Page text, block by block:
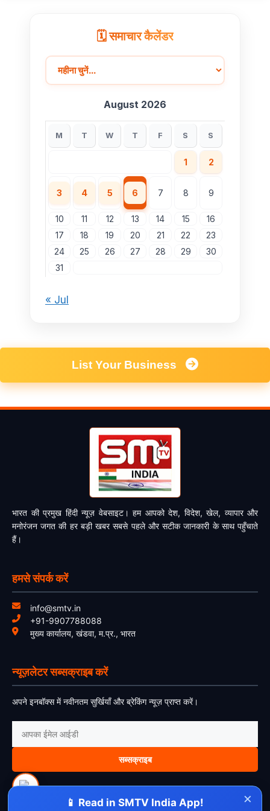
🗓️ समाचार कैलेंडर
August 2026
M T W T F S S
1 2
3 4 5 6 7 8 9
10 11 12 13 14 15
16
17
18 19 20 21 22
23
24
25 26 27 28 29
30
31
« Jul
List Your Business
भारत की प्रमुख हिंदी न्यूज़ वेबसाइट। हम आपको देश, विदेश, खेल, व्यापार और
मनोरंजन जगत की हर बड़ी खबर सबसे पहले और सटीक जानकारी के साथ पहुँचाते
हैं।
हमसे संपर्क करें
info@smtv.in
+91-9907788088
मुख्य कार्यालय, खंडवा, म.प्र., भारत
न्यूज़लेटर सब्सक्राइब करें
अपने इनबॉक्स में नवीनतम सुर्खियाँ और ब्रेकिंग न्यूज़ प्राप्त करें।
सब्सक्राइब
×
📱 Read in SMTV India App!